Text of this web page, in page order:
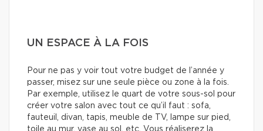
UN ESPACE À LA FOIS
Pour ne pas y voir tout votre budget de l’année y
passer, misez sur une seule pièce ou zone à la fois.
Par exemple, utilisez le quart de votre sous-sol pour
créer votre salon avec tout ce qu’il faut : sofa,
fauteuil, divan, tapis, meuble de TV, lampe sur pied,
toile au mur, vase au sol, etc. Vous réaliserez la